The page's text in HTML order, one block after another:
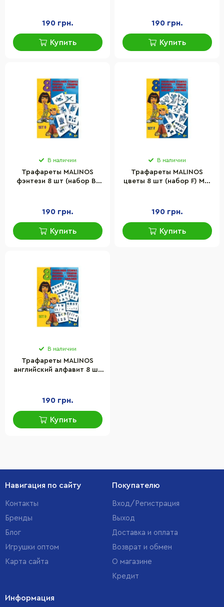
190 грн.
Купить
190 грн.
Купить
В наличии
Трафареты MALINOS
фэнтези 8 шт (набор B)
190 грн.
Купить
В наличии
Трафареты MALINOS
цветы 8 шт (набор F) MA-
190 грн.
Купить
В наличии
Трафареты MALINOS
английский алфавит 8 шт
190 грн.
Купить
Навигация по сайту
Контакты
Бренды
Блог
Игрушки оптом
Карта сайта
Покупателю
Вход/Регистрация
Выход
Доставка и оплата
Возврат и обмен
О магазине
Кредит
Информация